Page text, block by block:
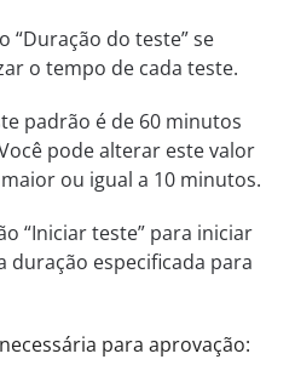
“Duração do teste” se
o tempo de cada teste.
padrão é de 60 minutos
pode alterar este valor
ou igual a 10 minutos.
“Iniciar teste” para iniciar
duração especificada para
para aprovação: